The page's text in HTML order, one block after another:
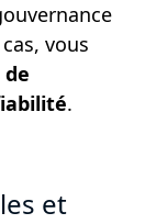
vous
.
et